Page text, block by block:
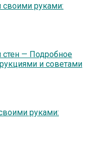
своими руками:
стен — Подробное
и советами
руками: